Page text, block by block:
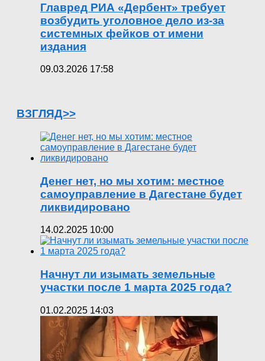
Главред РИА «Дербент» требует
возбудить уголовное дело из-за
системных фейков от имени
издания
09.03.2026 17:58
ВЗГЛЯД>>
Денег нет, но мы хотим: местное
самоуправление в Дагестане будет
ликвидировано
14.02.2025 10:00
Начнут ли изымать земельные
участки после 1 марта 2025 года?
01.02.2025 14:03